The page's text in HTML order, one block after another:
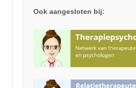
Ook aangesloten bij: